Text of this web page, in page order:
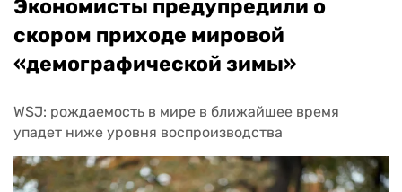
Экономисты предупредили о
скором приходе мировой
«демографической зимы»
WSJ: рождаемость в мире в ближайшее время
упадет ниже уровня воспроизводства